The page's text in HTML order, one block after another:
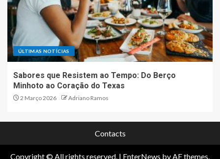
ÚLTIMAS NOTÍCIAS
Sabores que Resistem ao Tempo: Do Berço
Minhoto ao Coração do Texas
2 Março 2026 Adriano Ramos
Contacts
Copyright © All rights reserved. | EnterNews by AF themes.